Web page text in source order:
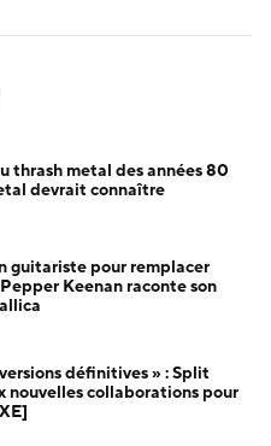
thrash metal des années 80
devrait connaître
guitariste pour remplacer
Keenan raconte son
définitives » : Split
nouvelles collaborations pour